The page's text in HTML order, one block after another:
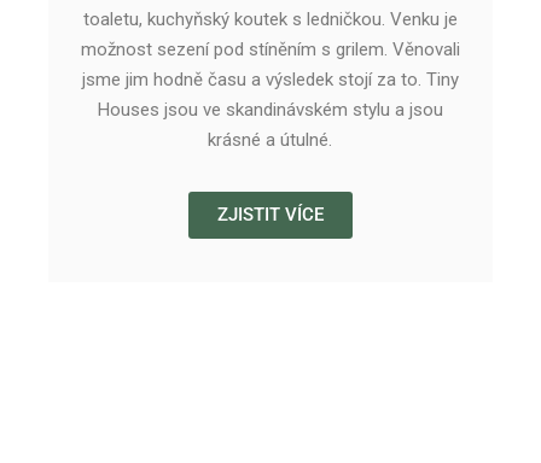
toaletu, kuchyňský koutek s ledničkou. Venku je
možnost sezení pod stíněním s grilem. Věnovali
jsme jim hodně času a výsledek stojí za to. Tiny
Houses jsou ve skandinávském stylu a jsou
krásné a útulné.
ZJISTIT VÍCE